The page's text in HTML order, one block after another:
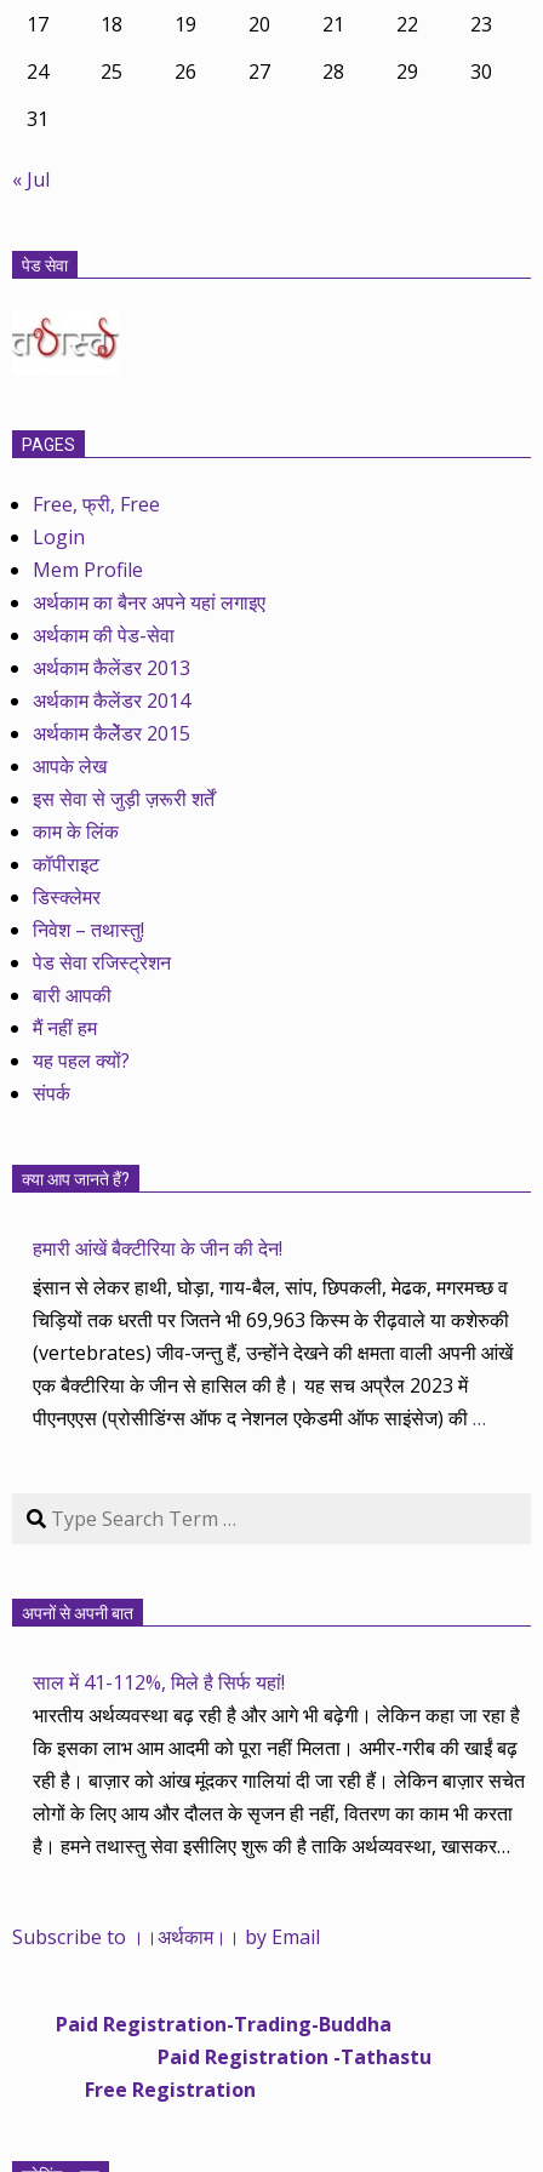
17 18 19 20 21 22
23
24
25 26 27 28 29
30
31
« Jul
पेड सेवा
PAGES
Free, फ्री, Free
Login
Mem Profile
अर्थकाम का बैनर अपने यहां लगाइए
अर्थकाम की पेड-सेवा
अर्थकाम कैलेंडर 2013
अर्थकाम कैलेंडर 2014
अर्थकाम कैलेेंडर 2015
आपके लेख
इस सेवा से जुड़ी ज़रूरी शर्तें
काम के लिंक
कॉपीराइट
डिस्क्लेमर
निवेश – तथास्तु!
पेड सेवा रजिस्ट्रेशन
बारी आपकी
मैं नहीं हम
यह पहल क्यों?
संपर्क
क्या आप जानते हैं?
हमारी आंखें बैक्टीरिया के जीन की देन!
इंसान से लेकर हाथी, घोड़ा, गाय-बैल, सांप, छिपकली, मेढक, मगरमच्छ व
चिड़ियों तक धरती पर जितने भी 69,963 किस्म के रीढ़वाले या कशेरुकी
(vertebrates) जीव-जन्तु हैं, उन्होंने देखने की क्षमता वाली अपनी आंखें
एक बैक्टीरिया के जीन से हासिल की है। यह सच अप्रैल 2023 में
पीएनएएस (प्रोसीडिंग्स ऑफ द नेशनल एकेडमी ऑफ साइंसेज) की…
Search
अपनों से अपनी बात
साल में 41-112%, मिले है सिर्फ यहां!
भारतीय अर्थव्यवस्था बढ़ रही है और आगे भी बढ़ेगी। लेकिन कहा जा रहा है
कि इसका लाभ आम आदमी को पूरा नहीं मिलता। अमीर-गरीब की खाईं बढ़
रही है। बाज़ार को आंख मूंदकर गालियां दी जा रही हैं। लेकिन बाज़ार सचेत
लोगों के लिए आय और दौलत के सृजन ही नहीं, वितरण का काम भी करता
है। हमने तथास्तु सेवा इसीलिए शुरू की है ताकि अर्थव्यवस्था, खासकर
महंगाई की दर 10 प्रतिशत से ऊपर रहती है। वे भागकर जाते हैं सोने और
साढ़े चार सालों से अर्थकाम से जुड़े हैं, वे हमारी ईमानदारी और सत्यनिष्ठा से
भलीभांति वाकिफ हैं। शुरू में हम भी कच्चे थे तो बाज़ार के उस्तादों के जाल
में फंस गए। गलतियां कीं। लेकिन जैसे ही समझ में आया, खटाक से उनसे
Subscribe to ।।अर्थकाम।। by Email
Paid Registration-Trading-Buddha
Paid Registration -Tathastu
Free Registration